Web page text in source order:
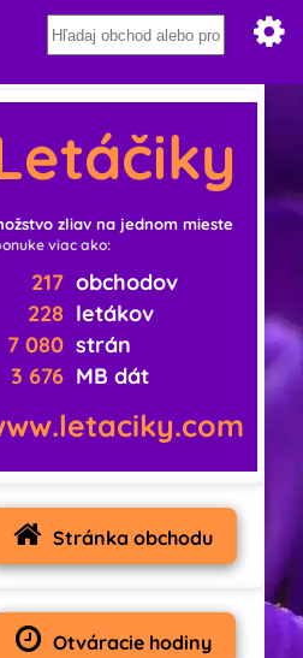
zliav na jednom mieste
viac ako:
217 obchodov
228 letákov
7 080 strán
3 676 MB dát
Stránka obchodu
Otváracie hodiny